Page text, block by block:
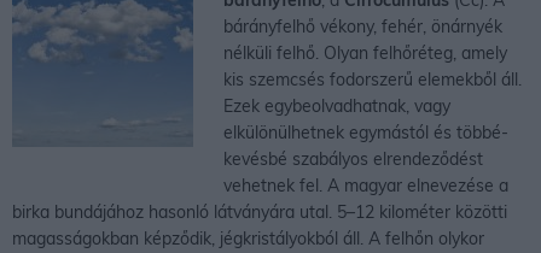
bárányfelhő vékony, fehér, önárnyék
nélküli felhő. Olyan felhőréteg, amely
kis szemcsés fodorszerű elemekből áll.
Ezek egybeolvadhatnak, vagy
elkülönülhetnek egymástól és többé-
kevésbé szabályos elrendeződést
vehetnek fel. A magyar elnevezése a
birka bundájához hasonló látványára utal. 5–12 kilométer közötti
magasságokban képződik, jégkristályokból áll. A felhőn olykor